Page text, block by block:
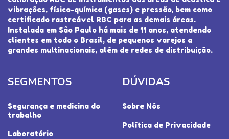
vibrações, físico-química (gases) e pressão, bem como
certificado rastreável RBC para as demais áreas.
Instalada em São Paulo há mais de 11 anos, atendendo
clientes em todo o Brasil, de pequenos varejos a
grandes multinacionais, além de redes de distribuição.
SEGMENTOS
Segurança e medicina do
trabalho
Laboratório
DÚVIDAS
Sobre Nós
Política de Privacidade